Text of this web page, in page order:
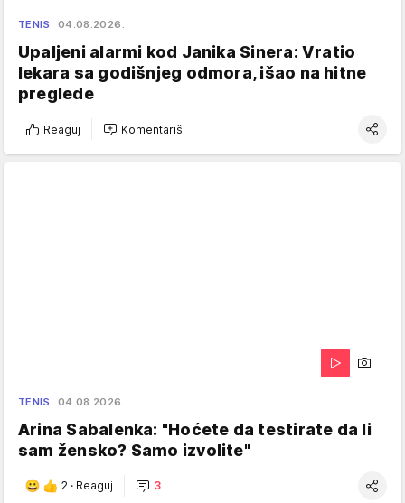
TENIS 04.08.2026.
Upaljeni alarmi kod Janika Sinera: Vratio
lekara sa godišnjeg odmora, išao na hitne
preglede
Reaguj Komentariši
TENIS 04.08.2026.
Arina Sabalenka: "Hoćete da testirate da li
sam žensko? Samo izvolite"
2 · Reaguj 3